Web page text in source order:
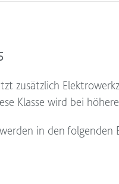
zusätzlich
Klasse wird bei
in den folgenden